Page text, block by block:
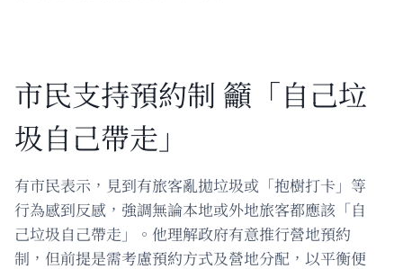
市民支持預約制 籲「自己垃
圾自己帶走」
有市民表示，見到有旅客亂拋垃圾或「抱樹打卡」等
行為感到反感，強調無論本地或外地旅客都應該「自
己垃圾自己帶走」。他理解政府有意推行營地預約
制，但前提是需考慮預約方式及營地分配，以平衡便